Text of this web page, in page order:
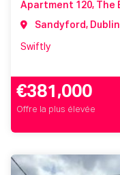
Sandyford, Dublin
Swiftly
€381,000
Offre la plus élevée